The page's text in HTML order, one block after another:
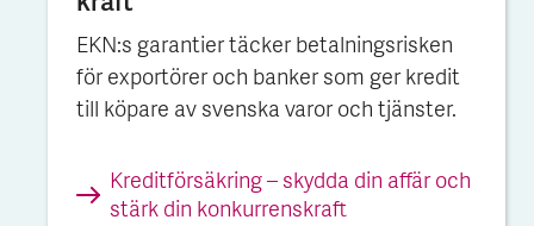
EKN:s garantier täcker betalningsrisken
för exportörer och banker som ger kredit
till köpare av svenska varor och tjänster.
Kreditförsäkring – skydda din affär och
stärk din konkurrens­kraft